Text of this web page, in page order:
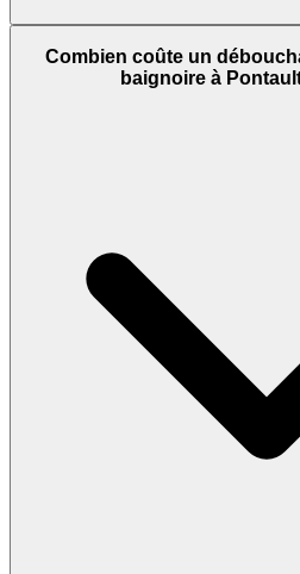
Combien coûte un
baignoire à